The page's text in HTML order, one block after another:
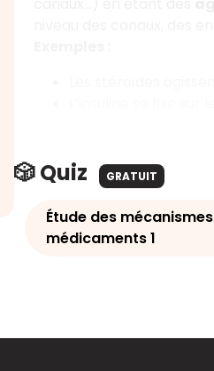
🎲 Quiz GRATUIT
Étude des
médicaments 1